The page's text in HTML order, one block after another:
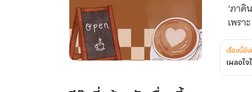
‘ภา
เพรา
เรื่องนี้ยั
เผลอใ